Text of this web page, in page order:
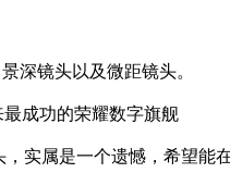
深镜头以及微距镜头。
实属是一个遗憾，希望能